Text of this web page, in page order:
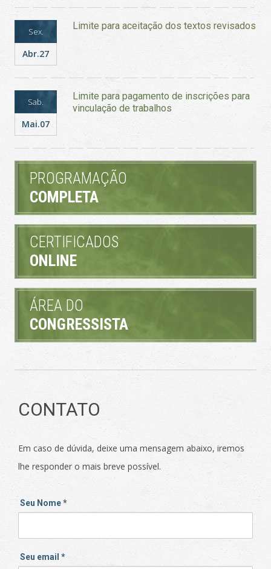
Sex.
Abr.27
Limite para aceitação dos textos revisados
Sab.
Mai.07
Limite para pagamento de inscrições para
vinculação de trabalhos
PROGRAMAÇÃO
COMPLETA
CERTIFICADOS
ONLINE
ÁREA DO
CONGRESSISTA
CONTATO
Em caso de dúvida, deixe uma mensagem abaixo, iremos
lhe responder o mais breve possível.
Seu Nome*
Seu email *